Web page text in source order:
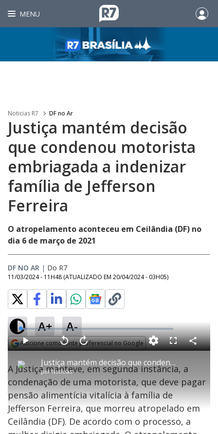
MENU
Noticias R7 DF no Ar
Justiça mantém decisão
que condenou motorista
embriagada a indenizar
família de Jefferson
Ferreira
O atropelamento aconteceu em Ceilândia (DF) no
dia 6 de março de 2021
DF NO AR | Do R7
11/03/2024 - 11H48 (ATUALIZADO EM 20/04/2024 - 03H05)
A+ A-
Adicione como fonte preferencial no Google
P
l
a
Justiça mantém decisão que condenou motorista embriagada a indenizar família de Jefferson Ferreira
por Notícias
P V
a
r
1
0
e
g
n
d
s
A
n
a
1
s
e
n
o
L
o
a
d
e
4
.
2
9
%
F
l
s
c
e
C
o
i
l
A Justiça manteve, em segunda instância, a
condenação de uma motorista, que deve pagar
pensão alimentícia vitalícia à família de
Jefferson Ferreira, que morreu atropelado em
Ceilândia (DF). De acordo com o processo, a